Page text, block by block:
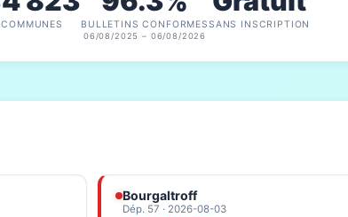
COMMUNES BULLETINS CONFORMES
06/08/2025 – 06/08/2026
SANS INSCRIPTION
Bourgaltroff
Dép. 57 · 2026-08-03